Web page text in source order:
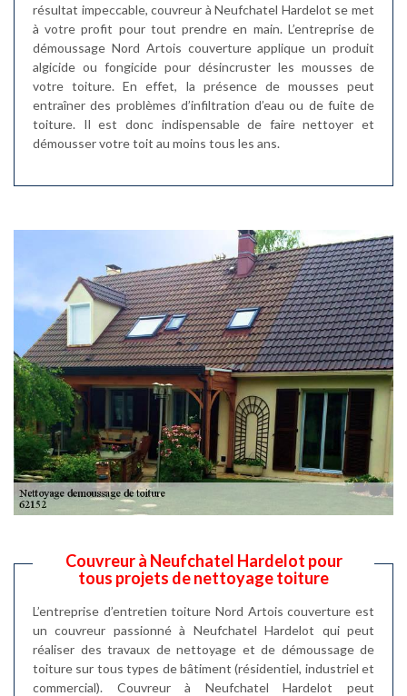
résultat impeccable, couvreur à Neufchatel Hardelot se met
à votre profit pour tout prendre en main. L’entreprise de
démoussage Nord Artois couverture applique un produit
algicide ou fongicide pour désincruster les mousses de
votre toiture. En effet, la présence de mousses peut
entraîner des problèmes d’infiltration d’eau ou de fuite de
toiture. Il est donc indispensable de faire nettoyer et
démousser votre toit au moins tous les ans.
Couvreur à Neufchatel Hardelot pour
tous projets de nettoyage toiture
L’entreprise d’entretien toiture Nord Artois couverture est
un couvreur passionné à Neufchatel Hardelot qui peut
réaliser des travaux de nettoyage et de démoussage de
toiture sur tous types de bâtiment (résidentiel, industriel et
commercial). Couvreur à Neufchatel Hardelot peut